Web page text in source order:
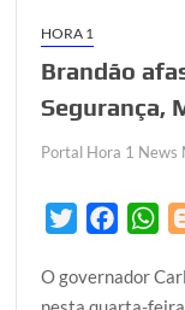
HORA 1
Brandão
Segurança,
Portal Hora 1 News
i
c
W
a
O governador